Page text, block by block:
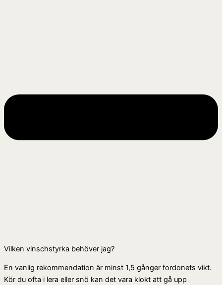
Vilken vinschstyrka behöver jag?
En vanlig rekommendation är minst 1,5 gånger fordonets vikt.
Kör du ofta i lera eller snö kan det vara klokt att gå upp